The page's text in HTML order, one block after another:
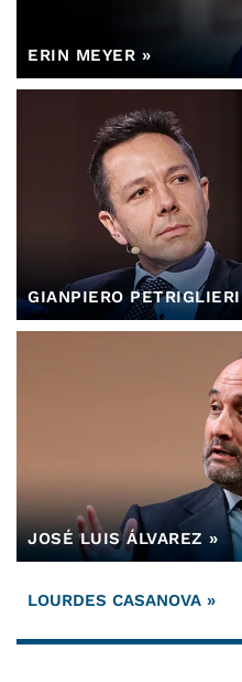
ERIN MEYER
GIANPIERO PETRIGLIERI
JOSÉ LUIS ÁLVAREZ
LOURDES CASANOVA